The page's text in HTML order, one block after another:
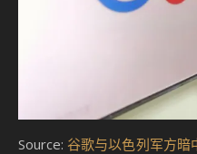
Source: 谷歌与以色列军方暗